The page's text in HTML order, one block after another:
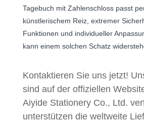
Tagebuch mit Zahlenschloss passt
künstlerischem Reiz, extremer
Funktionen und individueller
kann einem solchen Schatz
Kontaktieren Sie uns jetzt!
sind auf der offiziellen
Aiyide Stationery Co., Ltd.
unterstützen die weltweite